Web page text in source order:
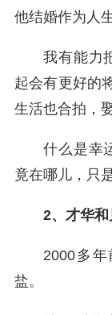
他结婚作为人
我有能力
起会有更好的
生活也合拍，
什么是幸
竟在哪儿，只
2、才华
2000多
盐。